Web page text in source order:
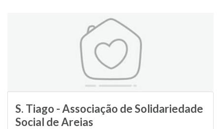
S. Tiago - Associação de Solidariedade
Social de Areias